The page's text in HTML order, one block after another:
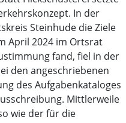
In der
Steinhude die Ziele
April 2024 im Ortsrat
fand, fiel in der
den angeschriebenen
des Aufgabenkataloges
Mittlerweile
wie der für die